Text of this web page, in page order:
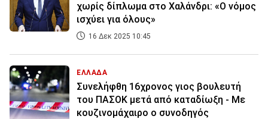
χωρίς δίπλωμα στο Χαλάνδρι: «Ο νόμος
ισχύει για όλους»
16 Δεκ 2025 10:45
ΕΛΛΑΔΑ
Συνελήφθη 16χρονος γιος βουλευτή
του ΠΑΣΟΚ μετά από καταδίωξη - Με
κουζινομάχαιρο ο συνοδηγός